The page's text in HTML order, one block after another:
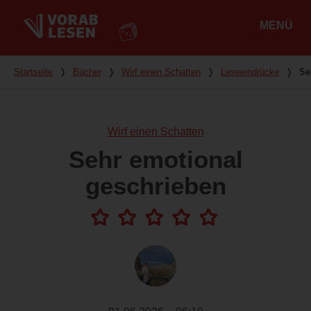
MENÜ
Du bist hier
Startseite ❭ Bücher ❭ Wirf einen Schatten ❭ Leseeindrücke ❭
Wirf einen Schatten
Sehr emotional
geschrieben